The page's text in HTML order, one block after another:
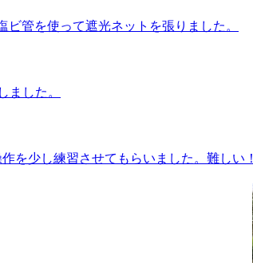
管を使って遮光ネットを張りました。
した。
を少し練習させてもらいました。難しい！